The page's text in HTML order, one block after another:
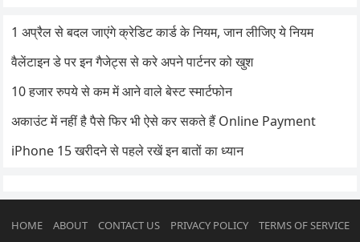
1 अप्रैल से बदल जाएंगे क्रेडिट कार्ड के नियम, जान लीजिए ये नियम
वैलेंटाइन डे पर इन गैजेट्स से करे अपने पार्टनर को खुश
10 हजार रुपये से कम में आने वाले बेस्ट स्मार्टफोन
अकाउंट में नहीं है पैसे फिर भी ऐसे कर सकते हैं Online Payment
iPhone 15 खरीदने से पहले रखें इन बातों का ध्यान
HOME ABOUT CONTACT US PRIVACY POLICY
TERMS OF SERVICE